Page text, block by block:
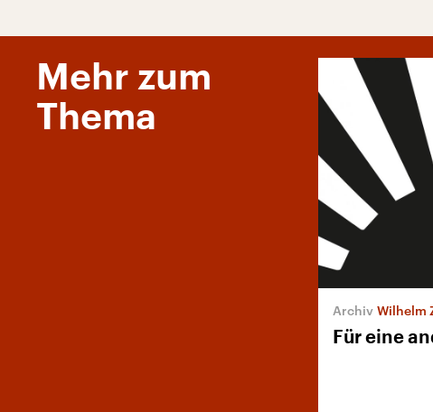
Mehr zum
Thema
Wilhelm
Für eine